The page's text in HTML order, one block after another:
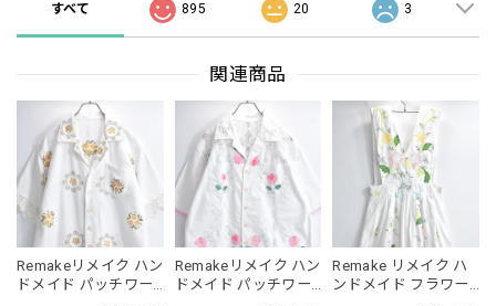
すべて 895 20 3
関連商品
Remakeリメイク ハン
ドメイド パッチワー
Remakeリメイク ハン
ドメイド パッチワー
Remake リメイク ハ
ンドメイド フラワー